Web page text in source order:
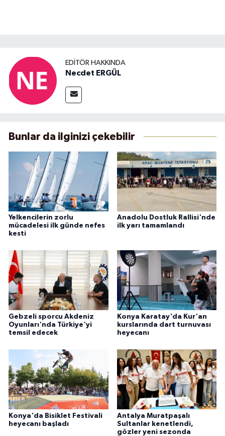
EDITÖR HAKKINDA
Necdet ERGÜL
Bunlar da ilginizi çekebilir
Yelkencilerin zorlu
mücadelesi ilk günde nefes
kesti
Anadolu Dostluk Rallisi'nde
ilk yarı tamamlandı
Gebzeli sporcu Akdeniz
Oyunları'nda Türkiye'yi
temsil edecek
Konya Karatay'da Kur'an
kurslarında dart turnuvası
heyecanı
Konya'da Bisiklet Festivali
heyecanı başladı
Antalya Muratpaşalı
Sultanlar kenetlendi,
gözler yeni sezonda